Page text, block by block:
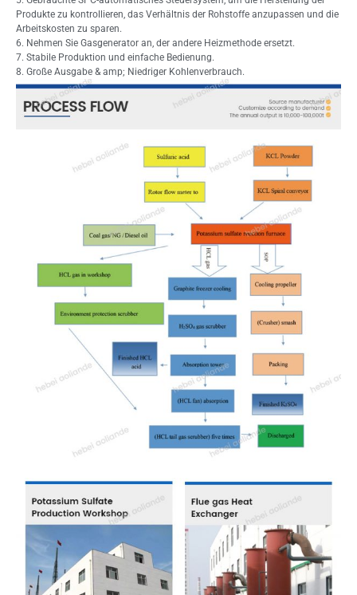
Produkte zu kontrollieren, das Verhältnis der Rohstoffe anzupassen und die
Arbeitskosten zu sparen.
6. Nehmen Sie Gasgenerator an, der andere Heizmethode ersetzt.
7. Stabile Produktion und einfache Bedienung.
8. Große Ausgabe & amp; Niedriger Kohlenverbrauch.